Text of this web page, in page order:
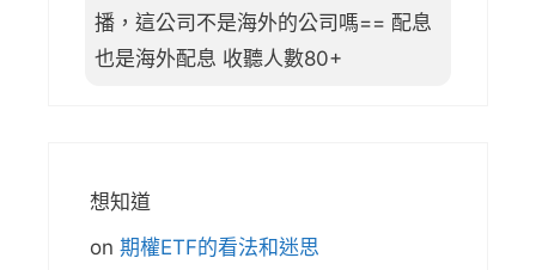
播，這公司不是海外的公司嗎== 配息
也是海外配息 收聽人數80+
想知道
on 期權ETF的看法和迷思